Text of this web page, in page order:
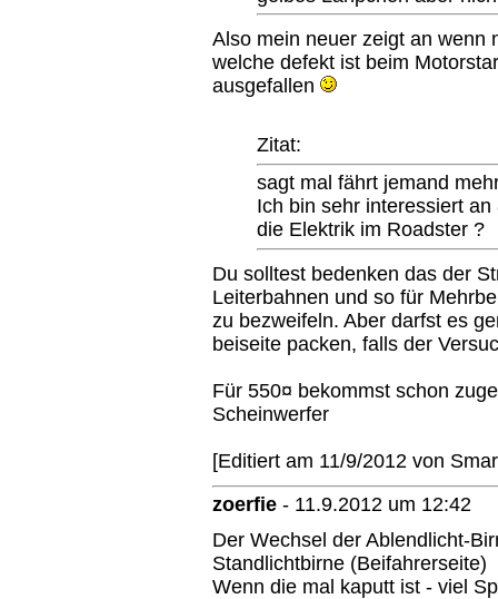
Also mein neuer zeigt an wenn
welche defekt ist beim
ausgefallen
Zitat:
sagt mal fährt jemand
Ich bin sehr interessiert
die Elektrik im Roadster ?
Du solltest bedenken das der
Leiterbahnen und so für
zu bezweifeln. Aber darfst es
beiseite packen, falls der
Für 550¤ bekommst schon
Scheinwerfer
[Editiert am 11/9/2012 von
zoerfie - 11.9.2012 um 12:42
Der Wechsel der Ablendlicht-
Standlichtbirne (Beifahrerseite)
Wenn die mal kaputt ist - viel